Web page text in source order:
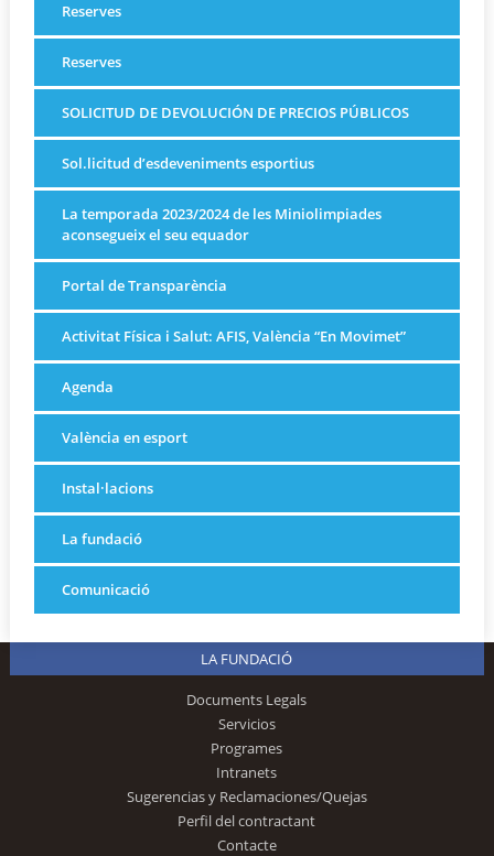
Reserves
Reserves
SOLICITUD DE DEVOLUCIÓN DE PRECIOS PÚBLICOS
Sol.licitud d’esdeveniments esportius
La temporada 2023/2024 de les Miniolimpiades
aconsegueix el seu equador
Portal de Transparència
Activitat Física i Salut: AFIS, València “En Movimet”
Agenda
València en esport
Instal·lacions
La fundació
Comunicació
LA FUNDACIÓ
Documents Legals
Servicios
Programes
Intranets
Sugerencias y Reclamaciones/Quejas
Perfil del contractant
Contacte